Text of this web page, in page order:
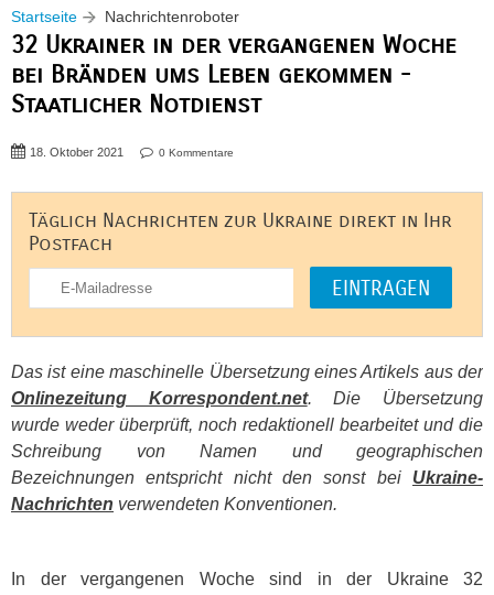
Startseite Nachrichtenroboter
32 Ukrainer in der vergangenen Woche
bei Bränden ums Leben gekommen -
Staatlicher Notdienst
18. Oktober 2021 0 Kommentare
Täglich Nachrichten zur Ukraine direkt in Ihr
Postfach
Das ist eine maschinelle Übersetzung eines Artikels aus der
Onlinezeitung Korrespondent.net. Die Übersetzung
wurde weder überprüft, noch redaktionell bearbeitet und die
Schreibung von Namen und geographischen
Bezeichnungen entspricht nicht den sonst bei Ukraine-
Nachrichten verwendeten Konventionen.
In der vergangenen Woche sind in der Ukraine 32